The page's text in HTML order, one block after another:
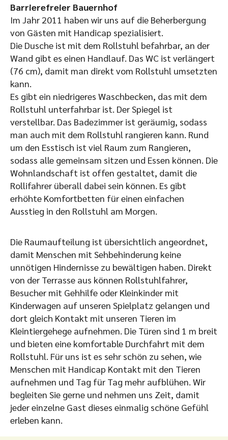
Barrierefreier Bauernhof
Im Jahr 2011 haben wir uns auf die Beherbergung
von Gästen mit Handicap spezialisiert.
Die Dusche ist mit dem Rollstuhl befahrbar, an der
Wand gibt es einen Handlauf. Das WC ist verlängert
(76 cm), damit man direkt vom Rollstuhl umsetzten
kann.
Es gibt ein niedrigeres Waschbecken, das mit dem
Rollstuhl unterfahrbar ist. Der Spiegel ist
verstellbar. Das Badezimmer ist geräumig, sodass
man auch mit dem Rollstuhl rangieren kann. Rund
um den Esstisch ist viel Raum zum Rangieren,
sodass alle gemeinsam sitzen und Essen können. Die
Wohnlandschaft ist offen gestaltet, damit die
Rollifahrer überall dabei sein können. Es gibt
erhöhte Komfortbetten für einen einfachen
Ausstieg in den Rollstuhl am Morgen.
Die Raumaufteilung ist übersichtlich angeordnet,
damit Menschen mit Sehbehinderung keine
unnötigen Hindernisse zu bewältigen haben. Direkt
von der Terrasse aus können Rollstuhlfahrer,
Besucher mit Gehhilfe oder Kleinkinder mit
Kinderwagen auf unseren Spielplatz gelangen und
dort gleich Kontakt mit unseren Tieren im
Kleintiergehege aufnehmen. Die Türen sind 1 m breit
und bieten eine komfortable Durchfahrt mit dem
Rollstuhl. Für uns ist es sehr schön zu sehen, wie
Menschen mit Handicap Kontakt mit den Tieren
aufnehmen und Tag für Tag mehr aufblühen. Wir
begleiten Sie gerne und nehmen uns Zeit, damit
jeder einzelne Gast dieses einmalig schöne Gefühl
erleben kann.